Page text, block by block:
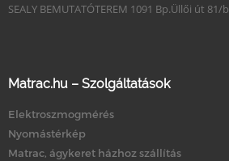
SEALY BEMUTATÓTEREM 1091 Bp.Üllői út 81/b
Matrac.hu – Szolgáltatások
Elektroszmogmérés
Nyomástérkép
Matrac, ágykeret házhoz szállítás